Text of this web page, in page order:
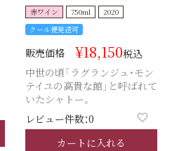
赤ワイン 750ml
2020
クール便発送可
販売価格 ¥18,150税込
中世の頃「ラグランジュ・モン
テイユの高貴な館」と呼ばれて
いたシャトー。
レビュー件数：0
カートに入れる